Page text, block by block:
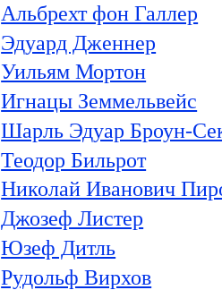
Альбрехт фон Галлер
Эдуард Дженнер
Уильям Мортон
Игнацы Земмельвейс
Шарль Эдуар Броун-
Теодор Бильрот
Николай Иванович
Джозеф Листер
Юзеф Дитль
Рудольф Вирхов